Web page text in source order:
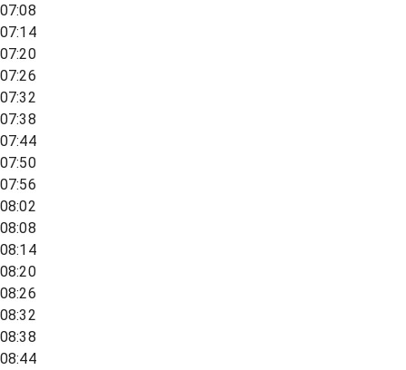
07:08
07:14
07:20
07:26
07:32
07:38
07:44
07:50
07:56
08:02
08:08
08:14
08:20
08:26
08:32
08:38
08:44